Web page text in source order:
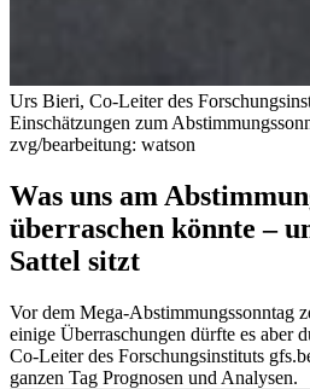
Urs Bieri, Co-Leiter des
Einschätzungen zum
zvg/bearbeitung: watson
Was uns am
überraschen könnte –
Sattel sitzt
Vor dem Mega-Abstimmungssonntag
einige Überraschungen dürfte es aber
Co-Leiter des Forschungsinstituts
ganzen Tag Prognosen und Analysen.